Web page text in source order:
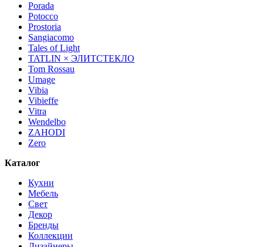
Porada
Potocco
Prostoria
Sangiacomo
Tales of Light
TATLIN × ЭЛИТСТЕКЛО
Tom Rossau
Umage
Vibia
Vibieffe
Vitra
Wendelbo
ZAHODI
Zero
Каталог
Кухни
Мебель
Свет
Декор
Бренды
Коллекции